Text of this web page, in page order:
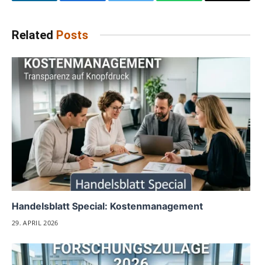
Related Posts
Handelsblatt Special: Kostenmanagement
29. APRIL 2026